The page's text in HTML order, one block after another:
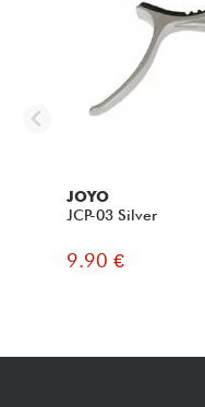
JOYO
JCP-03 Silver
9.90 €